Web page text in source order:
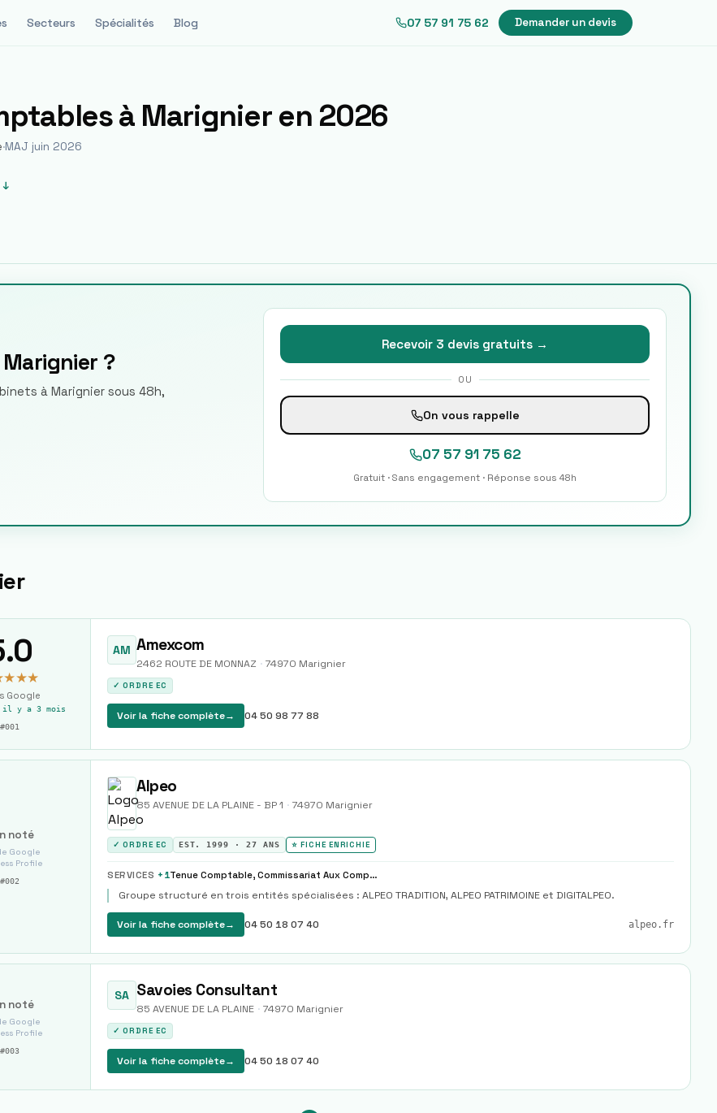
Secteurs Spécialités Blog 07 57 91 75 62 Demander un devis
à Marignieren 2026
·MAJ juin 2026
?
à Marignier sous 48h,
Recevoir 3 devis gratuits →
OU
On vous rappelle
07 57 91 75 62
Gratuit · Sans engagement · Réponse sous 48h
Google
il y a 3 mois
#001
AM Amexcom
2462 ROUTE DE MONNAZ · 74970 Marignier
✓ ORDRE EC
Voir la fiche complète→ 04 50 98 77 88
noté
Google
Profile
#002
Alpeo
85 AVENUE DE LA PLAINE - BP 1 · 74970 Marignier
✓ ORDRE EC EST. 1999 ·27 ANS ⭐ FICHE ENRICHIE
SERVICES + 1 Tenue Comptable, Commissariat Aux Comptes, Patrimoine
Groupe structuré en trois entités spécialisées : ALPEO TRADITION, ALPEO PATRIMOINE et DIGITALPEO.
Voir la fiche complète→ 04 50 18 07 40 alpeo.fr
noté
Google
Profile
#003
SA Savoies Consultant
85 AVENUE DE LA PLAINE · 74970 Marignier
✓ ORDRE EC
Voir la fiche complète→ 04 50 18 07 40